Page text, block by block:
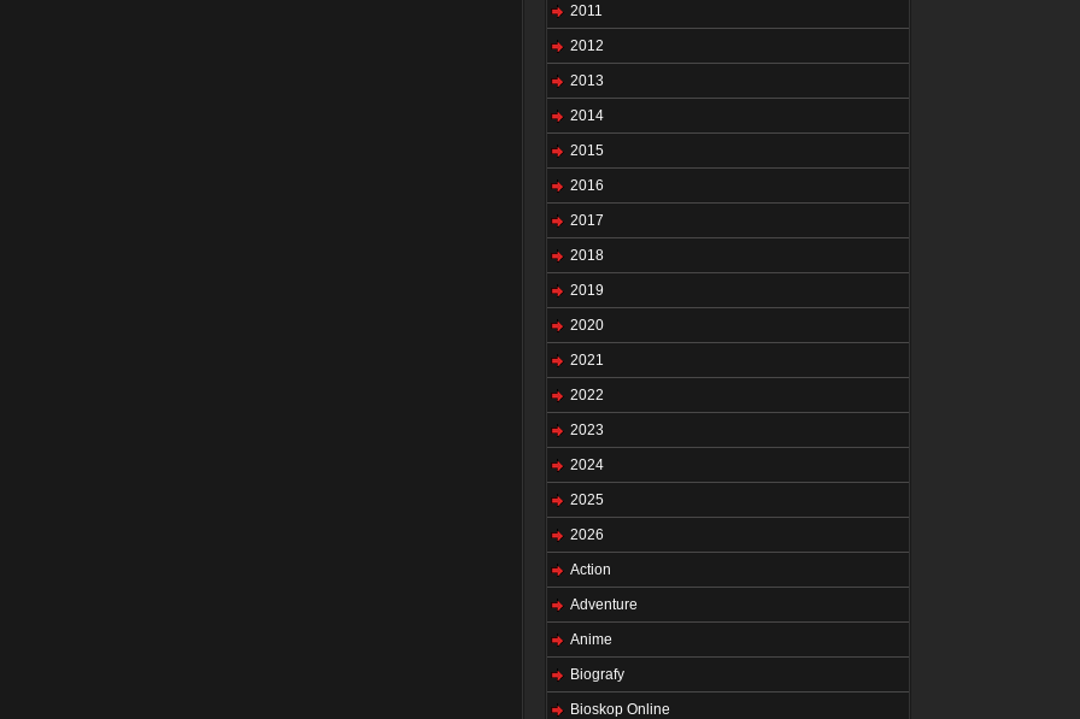
2011
2012
2013
2014
2015
2016
2017
2018
2019
2020
2021
2022
2023
2024
2025
2026
Action
Adventure
Anime
Biografy
Bioskop Online